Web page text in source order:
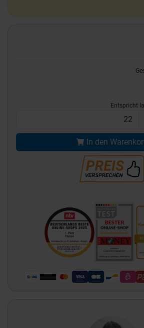
Entspricht
In den